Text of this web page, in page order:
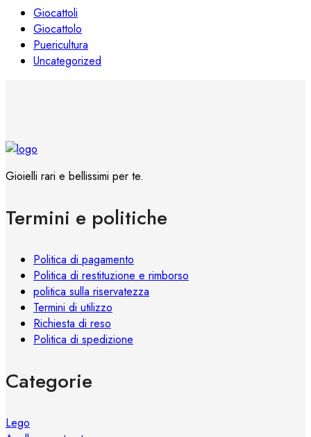
Giocattoli
Giocattolo
Puericultura
Uncategorized
Gioielli rari e bellissimi per te.
Termini e politiche
Politica di pagamento
Politica di restituzione e rimborso
politica sulla riservatezza
Termini di utilizzo
Richiesta di reso
Politica di spedizione
Categorie
Lego